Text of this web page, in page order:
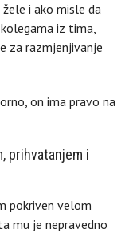
i ako misle da
iz tima,
za razmjenjivanje
on ima pravo na
prihvatanjem i
pokriven velom
mu je nepravedno